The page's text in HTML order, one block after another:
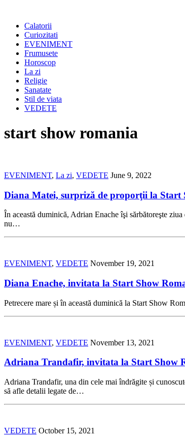
Calatorii
Curiozitati
EVENIMENT
Frumusete
Horoscop
La zi
Religie
Sanatate
Stil de viata
VEDETE
start show romania
EVENIMENT, La zi, VEDETE June 9, 2022
Diana Matei, surpriză de proporţii la Start
În această duminică, Adrian Enache îşi sărbătoreşte
nu…
EVENIMENT, VEDETE November 19, 2021
Diana Enache, invitata la Start Show
Petrecere mare și în această duminică la Start Show
EVENIMENT, VEDETE November 13, 2021
Adriana Trandafir, invitata la Start Show
Adriana Trandafir, una din cele mai îndrăgite și
să afle detalii legate de…
VEDETE October 15, 2021